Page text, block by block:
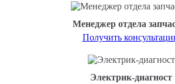
Менеджер отдела
Получить
Электрик-диагност